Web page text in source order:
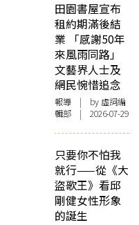
田園書屋宣布
租約期滿後結
業 「感謝50年
來風雨同路」
文藝界人士及
網民惋惜追念
報導 | by 虛詞編
輯部 | 2026-07-29
只要你不怕我
就行——從《大
盜歌王》看邱
剛健女性形象
的誕生